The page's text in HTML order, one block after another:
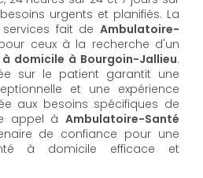
urgents et planifiés. La
fait de Ambulatoire-
ceux à la recherche d'un
domicile à Bourgoin-Jallieu.
sur le patient garantit une
et une expérience
aux besoins spécifiques de
appel à Ambulatoire-Santé
de confiance pour une
à domicile efficace et